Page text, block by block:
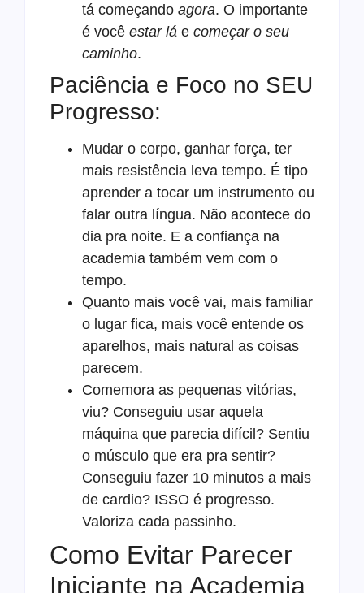
tá começando agora. O importante
é você estar lá e começar o seu
caminho.
Paciência e Foco no SEU
Progresso:
Mudar o corpo, ganhar força, ter
mais resistência leva tempo. É tipo
aprender a tocar um instrumento ou
falar outra língua. Não acontece do
dia pra noite. E a confiança na
academia também vem com o
tempo.
Quanto mais você vai, mais familiar
o lugar fica, mais você entende os
aparelhos, mais natural as coisas
parecem.
Comemora as pequenas vitórias,
viu? Conseguiu usar aquela
máquina que parecia difícil? Sentiu
o músculo que era pra sentir?
Conseguiu fazer 10 minutos a mais
de cardio? ISSO é progresso.
Valoriza cada passinho.
Como Evitar Parecer
Iniciante na Academia